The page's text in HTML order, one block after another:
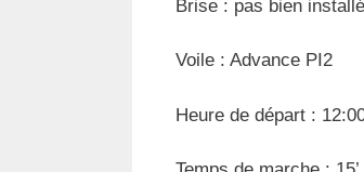
Brise : pas bien
Voile : Advance PI2
Heure de départ :